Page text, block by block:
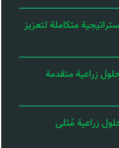
متكاملة لتعزيز
زراعية متقدمة
زراعية مُثلى